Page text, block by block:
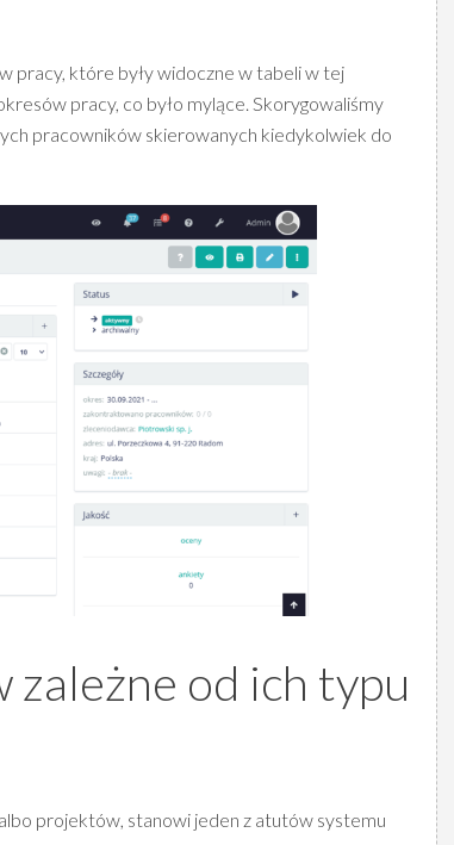
pracy, które były widoczne w tabeli w tej
pracy, co było mylące. Skorygowaliśmy
pracowników skierowanych kiedykolwiek do
od ich typu
projektów, stanowi jeden z atutów systemu